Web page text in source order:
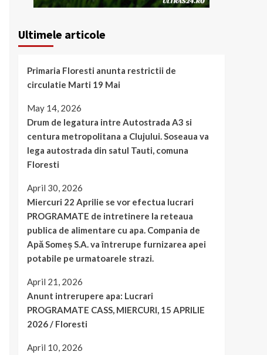
Ultimele articole
Primaria Floresti anunta restrictii de
circulatie Marti 19 Mai
May 14, 2026
Drum de legatura intre Autostrada A3 si
centura metropolitana a Clujului. Soseaua va
lega autostrada din satul Tauti, comuna
Floresti
April 30, 2026
Miercuri 22 Aprilie se vor efectua lucrari
PROGRAMATE de intretinere la reteaua
publica de alimentare cu apa. Compania de
Apă Someș S.A. va întrerupe furnizarea apei
potabile pe urmatoarele strazi.
April 21, 2026
Anunt intrerupere apa: Lucrari
PROGRAMATE CASS, MIERCURI, 15 APRILIE
2026 / Floresti
April 10, 2026